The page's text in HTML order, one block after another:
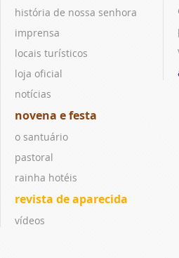
história de nossa senhora
imprensa
locais turísticos
loja oficial
notícias
novena e festa
o santuário
pastoral
rainha hotéis
revista de aparecida
vídeos